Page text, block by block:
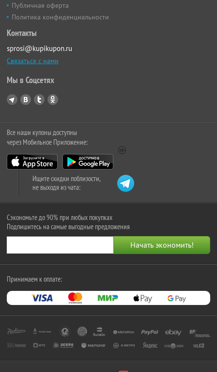
Публичная оферта
Политика конфиденциальности
Контакты
sprosi@kupikupon.ru
Связаться с нами
Мы в Соцсетях
Все наши купоны доступны
через Мобильное Приложение:
Ищите скидки поблизости,
не выходя из чата:
Сэкономьте до 90% при любых покупках
Подпишитесь на самые выгодные предложения
Принимаем к оплате: